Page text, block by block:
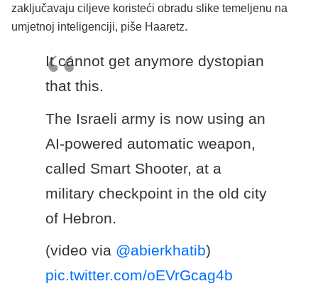
zaključavaju ciljeve koristeći obradu slike temeljenu na
umjetnoj inteligenciji, piše Haaretz.
It cannot get anymore dystopian
that this.
The Israeli army is now using an
AI-powered automatic weapon,
called Smart Shooter, at a
military checkpoint in the old city
of Hebron.
(video via @abierkhatib)
pic.twitter.com/oEVrGcag4b